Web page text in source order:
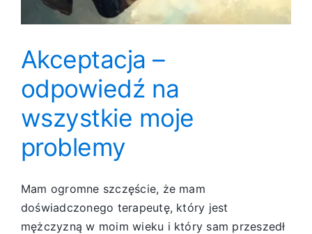
Akceptacja –
odpowiedź na
wszystkie moje
problemy
Mam ogromne szczęście, że mam
doświadczonego terapeutę, który jest
mężczyzną w moim wieku i który sam przeszedł